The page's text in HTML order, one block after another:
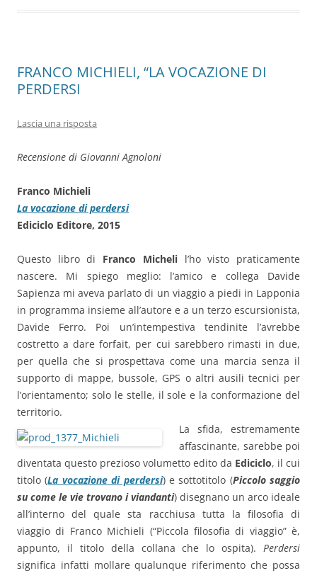
FRANCO MICHIELI, “LA VOCAZIONE DI
PERDERSI
Lascia una risposta
Recensione di Giovanni Agnoloni
Franco Michieli
La vocazione di perdersi
Ediciclo Editore, 2015
Questo libro di Franco Michelil’ho visto praticamente
nascere. Mi spiego meglio: l’amico e collega Davide
Sapienza mi aveva parlato di un viaggio a piedi in Lapponia
in programma insieme all’autore e a un terzo escursionista,
Davide Ferro. Poi un’intempestiva tendinite l’avrebbe
costretto a dare forfait, per cui sarebbero rimasti in due,
per quella che si prospettava come una marcia senza il
supporto di mappe, bussole, GPS o altri ausili tecnici per
l’orientamento; solo le stelle, il sole e la conformazione del
territorio.
La sfida, estremamente
affascinante, sarebbe poi
diventata questo prezioso volumetto edito da Ediciclo, il cui
titolo (La vocazione di perdersi) e sottotitolo (Piccolo saggio
su come le vie trovano i viandanti) disegnano un arco ideale
all’interno del quale sta racchiusa tutta la filosofia di
viaggio di Franco Michieli (“Piccola filosofia di viaggio” è,
appunto, il titolo della collana che lo ospita). Perdersi
significa infatti mollare qualunque riferimento che possa